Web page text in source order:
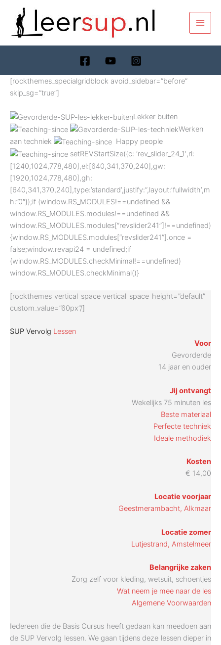
[rockthemes_specialgridblock avoid_sidebar=”before”
skip_sg=”true”]
Lekker buiten
Werken
aan techniek
Happy people
setREVStartSize({c: ‘rev_slider_24_1′,rl:
[1240,1024,778,480],el:[640,341,370,240],gw:
[1920,1024,778,480],gh:
[640,341,370,240],type:’standard’,justify:”,layout:’fullwidth’,m
h:”0″});if (window.RS_MODULES!==undefined &&
window.RS_MODULES.modules!==undefined &&
window.RS_MODULES.modules[“revslider241”]!==undefined)
{window.RS_MODULES.modules[“revslider241”].once =
false;window.revapi24 = undefined;if
(window.RS_MODULES.checkMinimal!==undefined)
window.RS_MODULES.checkMinimal()}
[rockthemes_vertical_space vertical_space_height=”default”
custom_value=”60px”/]
SUP Vervolg Lessen
Voor
Gevorderde
14 jaar en ouder
Jij ontvangt
Wekelijks 75 minuten les
Beste materiaal
Perfecte techniek
Ideale methodiek
Kosten
€ 14,00
Locatie voorjaar
Geestmerambacht, Alkmaar
Locatie zomer
Lutjestrand, Amstelmeer
Belangrijke zaken
Zorg zelf voor kleding, wetsuit, schoentjes
Wat neem je mee naar de les
Algemene Voorwaarden
Iedereen die de Basis Cursus heeft gedaan kan meedoen aan
de SUP Vervolg lessen. We gaan tijdens deze lessen dieper in